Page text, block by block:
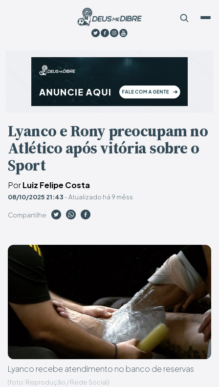
Lyanco e Rony preocupam no
Atlético após vitória sobre o
Sport
PorLuiz Felipe Costa
08/10/2025 21:43 - Atualizado há 9 mêss
Compartilhe
Lyanco recebe atendimento no banco de reservas
(foto: Reprodução / Rede Social)